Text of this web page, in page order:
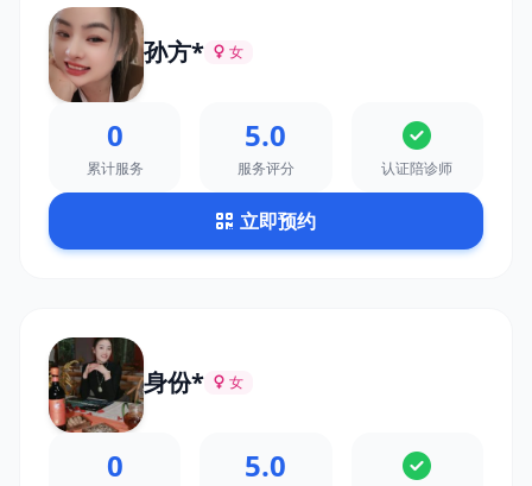
孙方* 女
0
累计服务
5.0
服务评分 认证陪诊师
立即预约
身份* 女
0 5.0